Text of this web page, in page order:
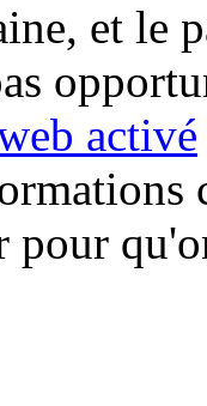
et le
activé
pour